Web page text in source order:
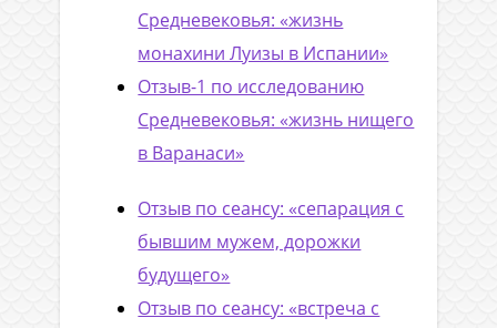
Средневековья: «жизнь
монахини Луизы в Испании»
Отзыв-1 по исследованию
Средневековья: «жизнь нищего
в Варанаси»
Отзыв по сеансу: «сепарация с
бывшим мужем, дорожки
будущего»
Отзыв по сеансу: «встреча с